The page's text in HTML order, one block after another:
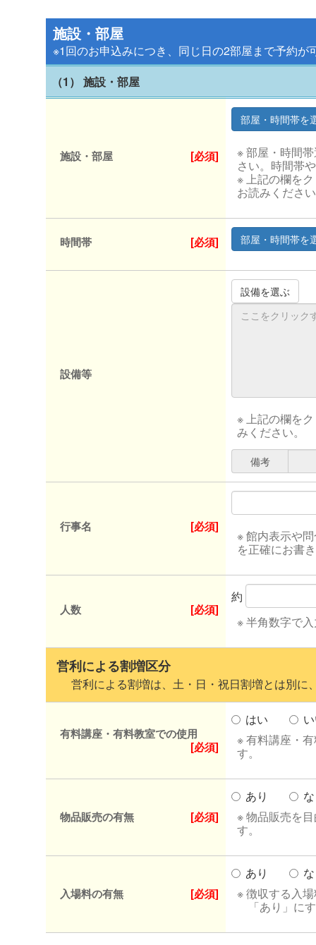
施設・部屋
※1回のお申込みにつき、同じ日の2部屋まで予約
（1） 施設・部屋
施設・部屋 [必須]
※ 部屋・時間
さい。時間帯
※ 上記の欄を
お読みくださ
時間帯 [必須]
設備等
※ 上記の欄を
みください。
備考
行事名 [必須]
※ 館内表示や
を正確にお書
人数 [必須]
約
※ 半角数字で
営利による割増区分
営利による割増は、土・日・祝日割増とは別に
有料講座・有料教室での使用
[必須]
はい
※ 有料講座・
す。
物品販売の有無 [必須]
あり
※ 物品販売を
す。
入場料の有無 [必須]
あり
※ 徴収する入
「あり」に